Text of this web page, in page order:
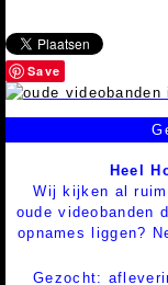
Save
Heel
Wij kijken al
oude videobanden
opnames liggen?
Gezocht: